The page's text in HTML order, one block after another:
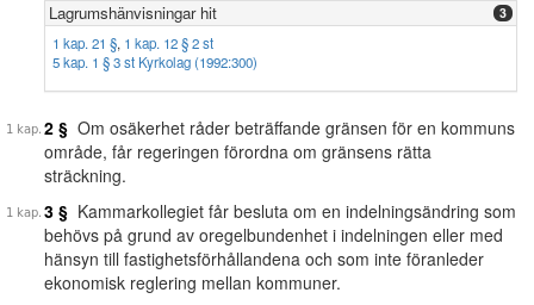
Lagrumshänvisningar hit 3
1 kap. 21 §, 1 kap. 12 § 2 st
5 kap. 1 § 3 st Kyrkolag (1992:300)
2 § Om osäkerhet råder beträffande gränsen för en kommuns
område, får regeringen förordna om gränsens rätta
sträckning.
3 § Kammarkollegiet får besluta om en indelningsändring som
behövs på grund av oregelbundenhet i indelningen eller med
hänsyn till fastighetsförhållandena och som inte föranleder
ekonomisk reglering mellan kommuner.